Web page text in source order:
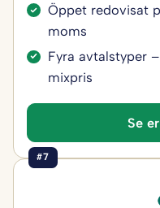
Öppet redovisat
moms
Fyra avtalstyper
mixpris
Se
#7